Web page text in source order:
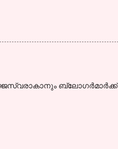
ബ്ലോഗര്‍മാര്‍ക്ക്